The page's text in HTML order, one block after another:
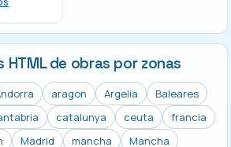
HTML de obras por zonas
aragon Argelia
Baleares
catalunya ceuta
francia
Madrid mancha
Mancha